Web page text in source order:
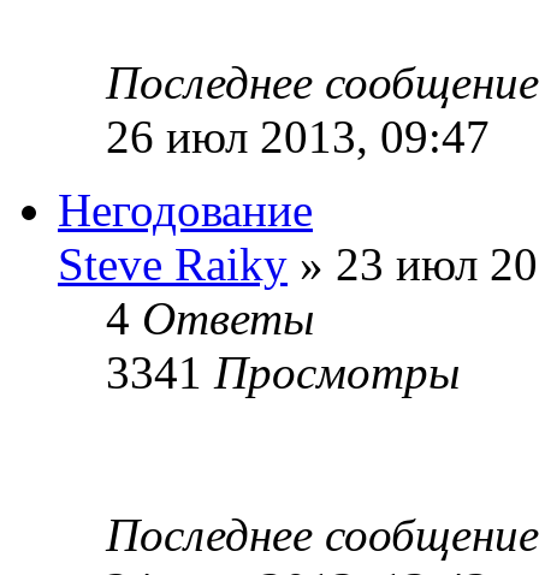
Последнее
26 июл 2013, 09:47
Негодование
Steve Raiky » 23 июл
4 Ответы
3341 Просмотры
Последнее